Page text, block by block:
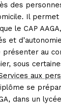
des
Il permet
le CAP
et
au
sous
aux
se
dans un